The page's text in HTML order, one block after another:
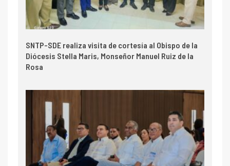
SNTP-SDE realiza visita de cortesía al Obispo de la
Diócesis Stella Maris, Monseñor Manuel Ruiz de la
Rosa